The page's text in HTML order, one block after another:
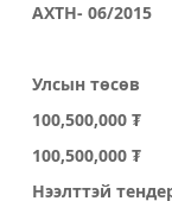
АХТН- 06/2015
Улсын төсөв
100,500,000 ₮
100,500,000 ₮
Нээлттэй